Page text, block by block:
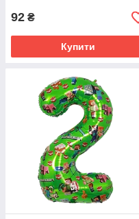
92 ₴
Купити